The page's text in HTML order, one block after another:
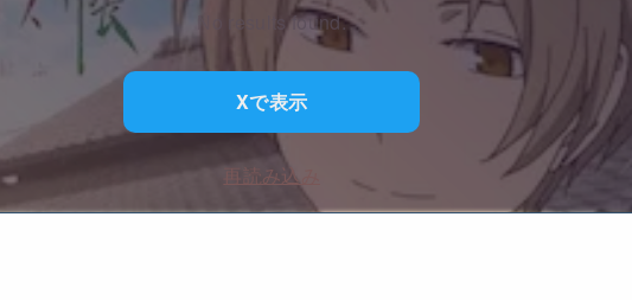
No results found.
Xで表示
再読み込み